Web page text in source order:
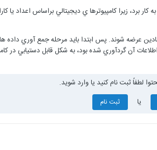
برد، زيرا کامپيوترها ي ديجيتالي براساس اعداد يا
عرضه شوند. پس ابتدا بايد مرحله جمع آوري داده
آن گردآوري شده بود، به شکل قابل دستيابي در
لطفاً ثبت نام کنید یا وارد شوید.
یا ثبت نام